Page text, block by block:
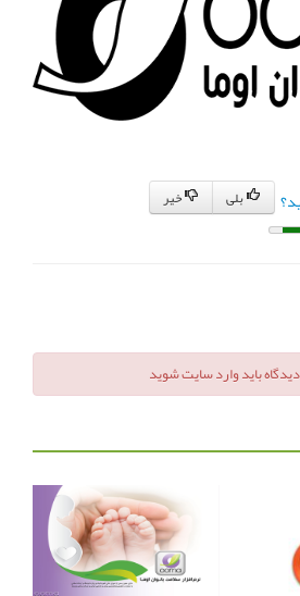
خیر
باید وارد سایت شوید